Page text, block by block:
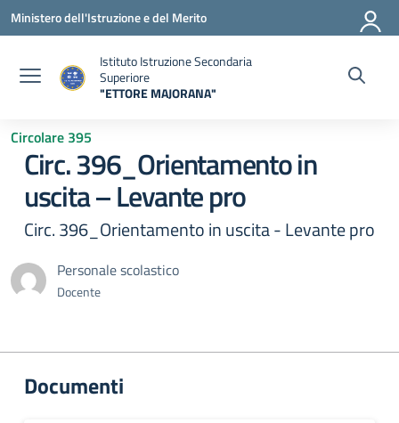
Vai ai contenuti
Vai al menu di navigazione
Vai al footer
Ministero dell'Istruzione e del Merito
Istituto Istruzione Secondaria
Superiore
"ETTORE MAJORANA"
Circolare 395
Circ. 396_Orientamento in
uscita – Levante pro
Circ. 396_Orientamento in uscita - Levante pro
Personale scolastico
Docente
Documenti